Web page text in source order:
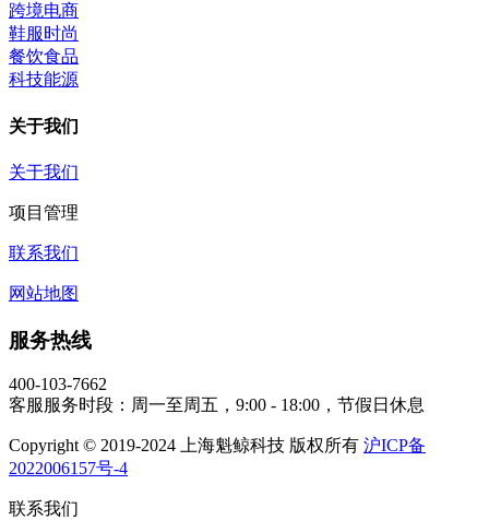
跨境电商
鞋服时尚
餐饮食品
科技能源
关于我们
关于我们
项目管理
联系我们
网站地图
服务热线
400-103-7662
客服服务时段：周一至周五，9:00 - 18:00，节假日休息
Copyright © 2019-2024 上海魁鲸科技 版权所有 沪ICP备
2022006157号-4
联系我们